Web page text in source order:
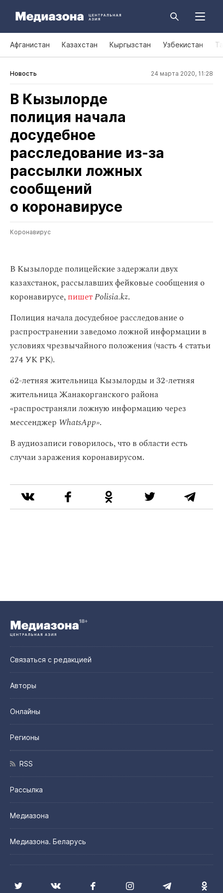
Афганистан Казахстан Кыргызстан Узбекистан
Новость 24 марта 2020, 11:28
В Кызылорде
полиция начала
досудебное
расследование из‑за
рассылки ложных
сообщений
о коронавирусе
Коронавирус
В Кызылорде полицейские задержали двух
казахстанок, рассылавших фейковые сообщения о
коронавирусе,пишетPolisia.kz.
Полиция начала досудебное расследование о
распространении заведомо ложной информации в
условиях чрезвычайного положения (часть 4 статьи
274 УК РК).
62-летняя жительница Кызылорды и 32-летняя
жительница Жанакорганского района
«распространяли ложную информацию через
мессенджер WhatsApp».
В аудиозаписи говорилось, что в области есть
случаи заражения коронавирусом.
Связаться с редакцией
Авторы
Онлайны
Регионы
RSS
Рассылка
Медиазона
Медиазона. Беларусь